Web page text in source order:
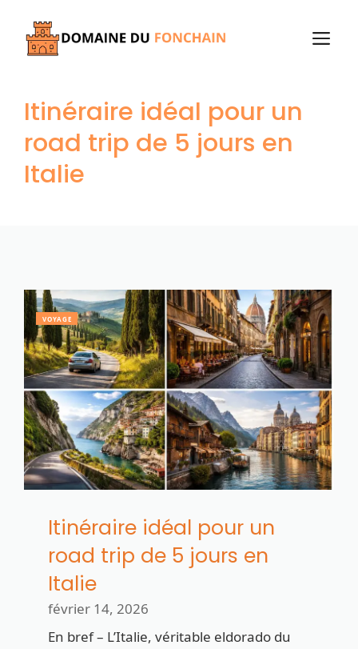
contenu
Itinéraire idéal pour un
road trip de 5 jours en
Italie
VOYAGE
Itinéraire idéal pour un
road trip de 5 jours en
Italie
février 14, 2026
En bref – L’Italie, véritable eldorado du